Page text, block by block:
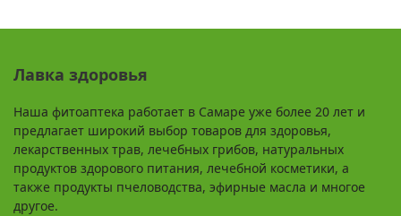
Лавка здоровья
Наша фитоаптека работает в Самаре уже более 20 лет и
предлагает широкий выбор товаров для здоровья,
лекарственных трав, лечебных грибов, натуральных
продуктов здорового питания, лечебной косметики, а
также продукты пчеловодства, эфирные масла и многое
другое.